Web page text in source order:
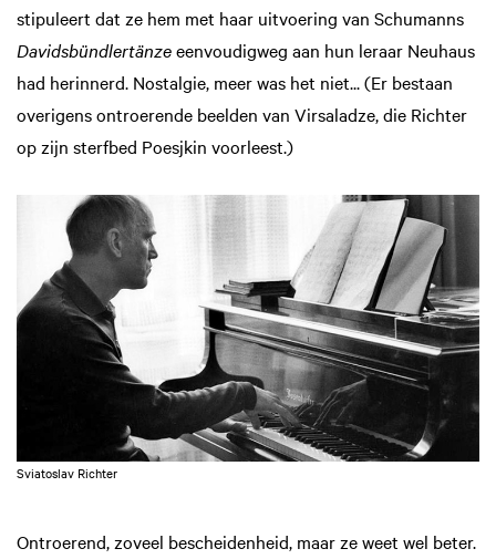
stipuleert dat ze hem met haar uitvoering van Schumanns
Davidsbündlertänzeeenvoudigweg aan hun leraar Neuhaus
had herinnerd. Nostalgie, meer was het niet... (Er bestaan
overigens ontroerende beelden van Virsaladze, die Richter
op zijn sterfbed Poesjkin voorleest.)
Sviatoslav Richter
Ontroerend, zoveel bescheidenheid, maar ze weet wel beter.